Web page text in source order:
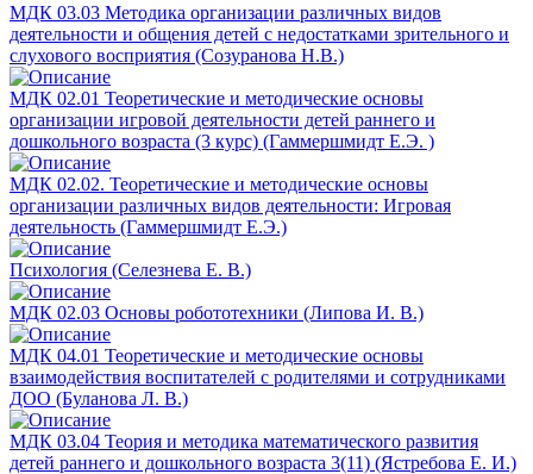
МДК 03.03 Методика организации различных видов
деятельности и общения детей с недостатками зрительного и
слухового восприятия (Созуранова Н.В.)
МДК 02.01 Теоретические и методические основы
организации игровой деятельности детей раннего и
дошкольного возраста (3 курс) (Гаммершмидт Е.Э. )
МДК 02.02. Теоретические и методические основы
организации различных видов деятельности: Игровая
деятельность (Гаммершмидт Е.Э.)
Психология (Селезнева Е. В.)
МДК 02.03 Основы робототехники (Липова И. В.)
МДК 04.01 Теоретические и методические основы
взаимодействия воспитателей с родителями и сотрудниками
ДОО (Буланова Л. В.)
МДК 03.04 Теория и методика математического развития
детей раннего и дошкольного возраста 3(11) (Ястребова Е. И.)